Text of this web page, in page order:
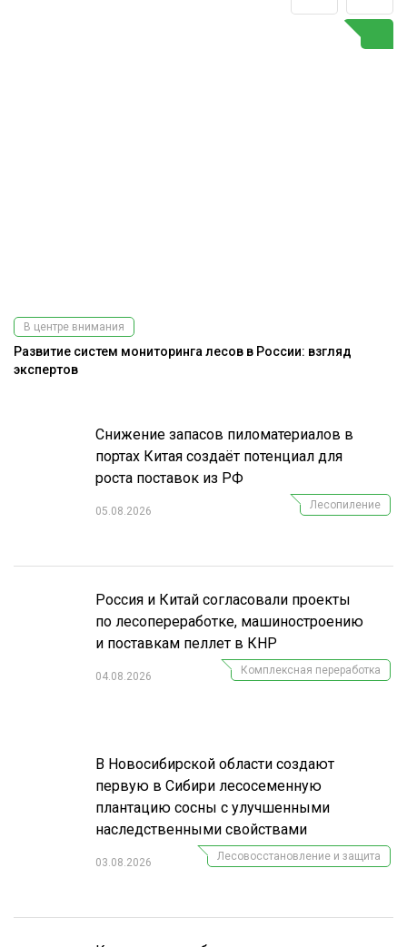
Снижение запасов пиломатериалов в
портах Китая создаёт потенциал для
роста поставок из РФ
05.08.2026
Лесопиление
Россия и Китай согласовали проекты
по лесопереработке, машиностроению
и поставкам пеллет в КНР
04.08.2026
Комплексная переработка
В Новосибирской области создают
первую в Сибири лесосеменную
плантацию сосны с улучшенными
наследственными свойствами
03.08.2026
Лесовосстановление и защита
В центре внимания
Развитие систем мониторинга лесов в России: взгляд
экспертов